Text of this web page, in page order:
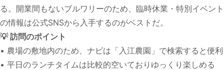
る。開業間もないブルワリーのため、臨時休業・特別イベント
の情報は公式SNSから入手するのがベストだ。
💡 訪問のポイント
• 農場の敷地内のため、ナビは「入江農園」で検索すると便利
• 平日のランチタイムは比較的空いておりゆっくり楽しめる